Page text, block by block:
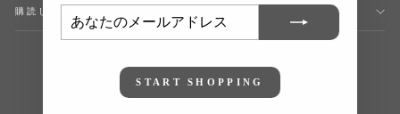
あ
の
登
る
START SHOPPING
購読して節約しよう